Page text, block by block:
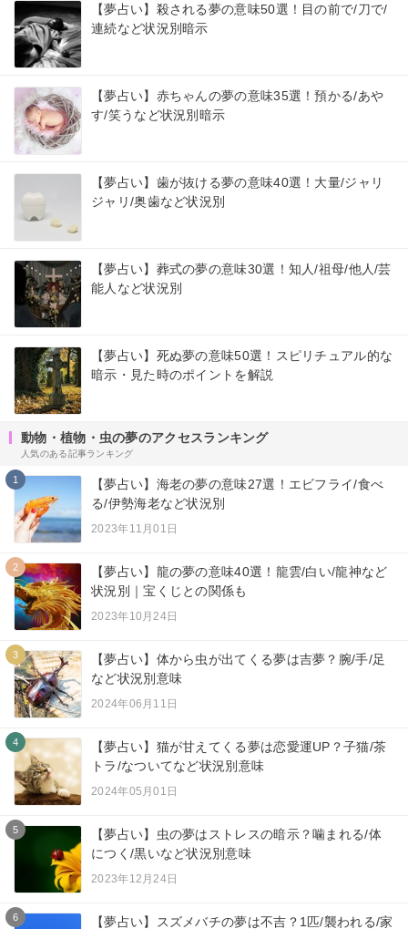
【夢占い】殺される夢の意味50選！目の前で/刀で/
連続など状況別暗示
【夢占い】赤ちゃんの夢の意味35選！預かる/あや
す/笑うなど状況別暗示
【夢占い】歯が抜ける夢の意味40選！大量/ジャリ
ジャリ/奥歯など状況別
【夢占い】葬式の夢の意味30選！知人/祖母/他人/芸
能人など状況別
【夢占い】死ぬ夢の意味50選！スピリチュアル的な
暗示・見た時のポイントを解説
動物・植物・虫の夢のアクセスランキング
人気のある記事ランキング
1
【夢占い】海老の夢の意味27選！エビフライ/食べ
る/伊勢海老など状況別
2023年11月01日
2
【夢占い】龍の夢の意味40選！龍雲/白い/龍神など
状況別｜宝くじとの関係も
2023年10月24日
3
【夢占い】体から虫が出てくる夢は吉夢？腕/手/足
など状況別意味
2024年06月11日
4
【夢占い】猫が甘えてくる夢は恋愛運UP？子猫/茶
トラ/なついてなど状況別意味
2024年05月01日
5
【夢占い】虫の夢はストレスの暗示？噛まれる/体
につく/黒いなど状況別意味
2023年12月24日
6
【夢占い】スズメバチの夢は不吉？1匹/襲われる/家